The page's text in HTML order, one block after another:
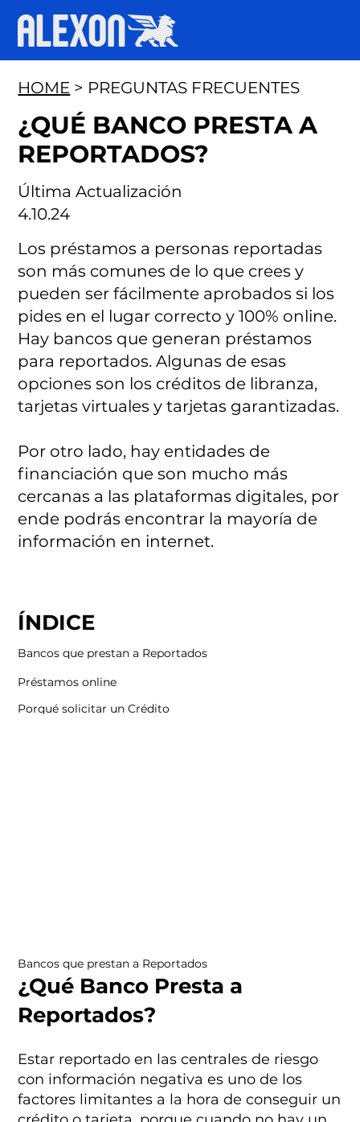
Bancos que prestan a Reportados
¿Qué Banco Presta a
Reportados?
Estar reportado en las centrales de riesgo
con información negativa es uno de los
factores limitantes a la hora de conseguir un
ÍNDICE
Bancos que prestan a Reportados
Préstamos online
Porqué solicitar un Crédito
Última Actualización
4.10.24
HOME > PREGUNTAS FRECUENTES
¿QUÉ BANCO PRESTA A
REPORTADOS?
Los préstamos a personas reportadas
son más comunes de lo que crees y
pueden ser fácilmente aprobados si los
pides en el lugar correcto y 100% online.
Hay bancos que generan préstamos
para reportados. Algunas de esas
opciones son los créditos de libranza,
tarjetas virtuales y tarjetas garantizadas.
Por otro lado, hay entidades de
financiación que son mucho más
cercanas a las plataformas digitales, por
ende podrás encontrar la mayoría de
información en internet.